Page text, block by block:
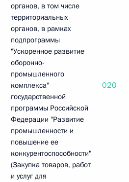
органов, в том числе
территориальных
органов, в рамках
подпрограммы
"Ускоренное развитие
оборонно-
промышленного
комплекса"
государственной
программы Российской
Федерации "Развитие
промышленности и
повышение ее
конкурентоспособности"
(Закупка товаров, работ
и услуг для
020